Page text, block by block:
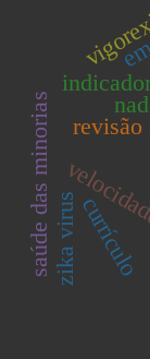
saúde das minorias currículo
revisão
zika virus